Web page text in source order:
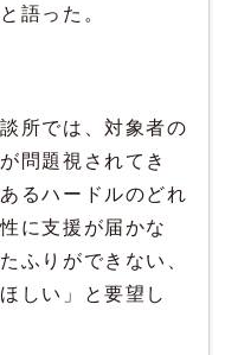
語った。
所では、対象者の
問題視されてき
るハードルのどれ
に支援が届かな
ふりができない、
しい」と要望し